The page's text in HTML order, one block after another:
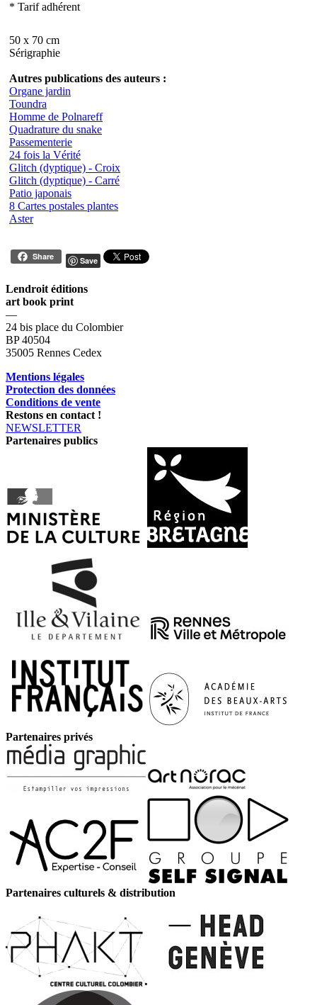
* Tarif adhérent
50 x 70 cm
Sérigraphie
Autres publications des auteurs :
Organe jardin
Toundra
Homme de Polnareff
Quadrature du snake
Passementerie
24 fois la Vérité
Glitch (dyptique) - Croix
Glitch (dyptique) - Carré
Patio japonais
8 Cartes postales plantes
Aster
Share Save
Lendroit éditions
art book print
—
24 bis place du Colombier
BP 40504
35005 Rennes Cedex
Mentions légales
Protection des données
Conditions de vente
Restons en contact !
NEWSLETTER
Partenaires publics
Partenaires privés
Partenaires culturels & distribution